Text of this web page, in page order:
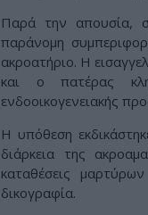
Παρά την απουσία,
παράνομη
ακροατήριο. Η
και ο πατέρας
ενδοοικογενειακής
Η υπόθεση
διάρκεια της
καταθέσεις
δικογραφία.